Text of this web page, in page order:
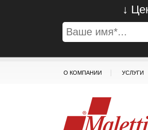
↓
О КОМПАНИИ УСЛУГИ